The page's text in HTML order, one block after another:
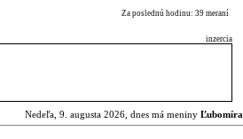
Za poslednú hodinu: 39 meraní
inzercia
Nedeľa, 9. augusta 2026, dnes má meniny Ľubomíra